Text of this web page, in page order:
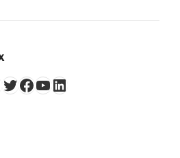
Twitter
Facebook
YouTube - Vidéos du Chicago Poker ClubLinkedIn